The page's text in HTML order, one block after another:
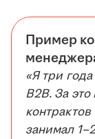
Пример
«Я три
B2B. За
занимал